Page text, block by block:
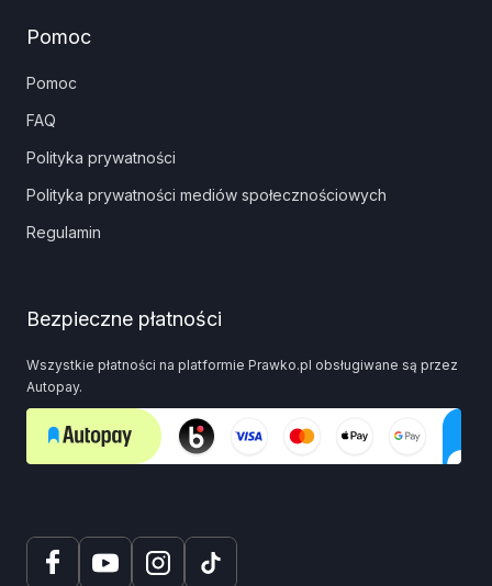
Pomoc
Pomoc
FAQ
Polityka prywatności
Polityka prywatności mediów społecznościowych
Regulamin
Bezpieczne płatności
Wszystkie płatności na platformie Prawko.pl obsługiwane są przez
Autopay.